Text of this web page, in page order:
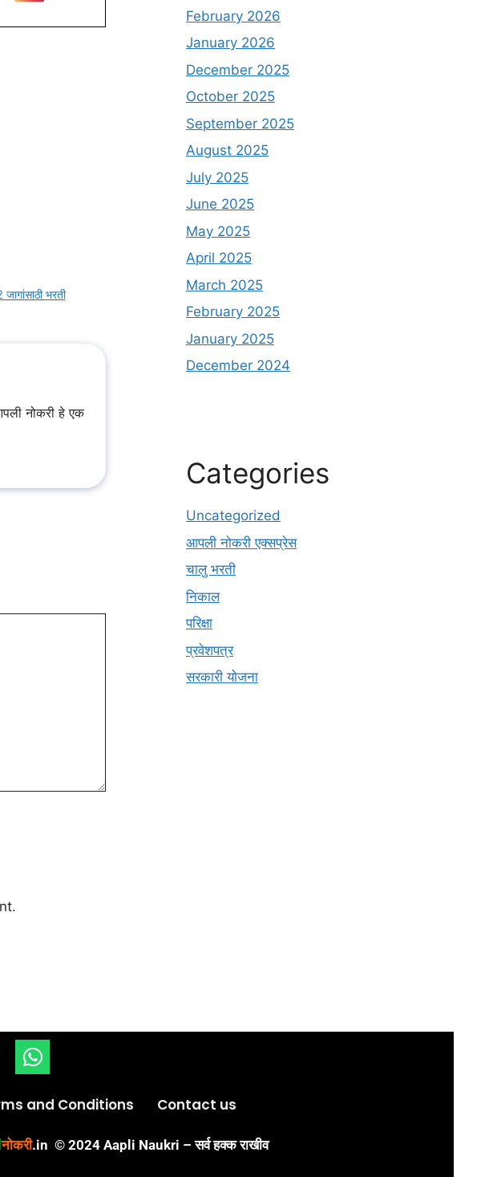
भरती
नोकरी हे एक
February 2026
January 2026
December 2025
October 2025
September 2025
August 2025
July 2025
June 2025
May 2025
April 2025
March 2025
February 2025
January 2025
December 2024
Categories
Uncategorized
आपली नोकरी एक्सप्रेस
चालु भरती
निकाल
परिक्षा
प्रवेशपत्र
सरकारी योजना
and Conditions Contact us
नोकरी.in © 2024 Aapli Naukri – सर्व हक्क राखीव